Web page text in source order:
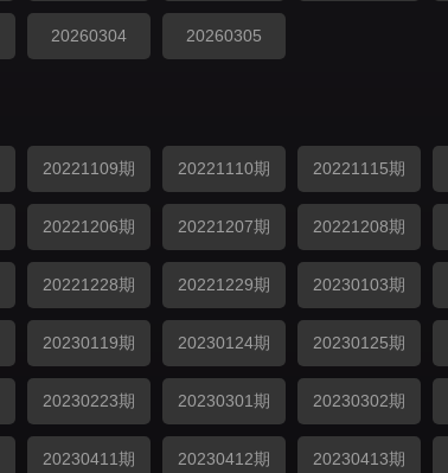
20260304 20260305
20221109期 20221110期 20221115期
20221206期 20221207期 20221208期
20221228期 20221229期 20230103期
20230119期 20230124期 20230125期
20230223期 20230301期 20230302期
20230411期 20230412期 20230413期